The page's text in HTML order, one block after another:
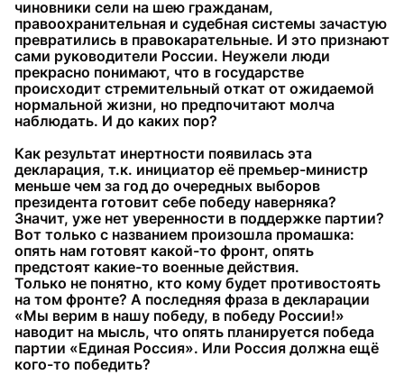
чиновники сели на шею гражданам,
правоохранительная и судебная системы зачастую
превратились в правокарательные. И это признают
сами руководители России. Неужели люди
прекрасно понимают, что в государстве
происходит стремительный откат от ожидаемой
нормальной жизни, но предпочитают молча
наблюдать. И до каких пор?
Как результат инертности появилась эта
декларация, т.к. инициатор её премьер-министр
меньше чем за год до очередных выборов
президента готовит себе победу наверняка?
Значит, уже нет уверенности в поддержке партии?
Вот только с названием произошла промашка:
опять нам готовят какой-то фронт, опять
предстоят какие-то военные действия.
Только не понятно, кто кому будет противостоять
на том фронте? А последняя фраза в декларации
«Мы верим в нашу победу, в победу России!»
наводит на мысль, что опять планируется победа
партии «Единая Россия». Или Россия должна ещё
кого-то победить?